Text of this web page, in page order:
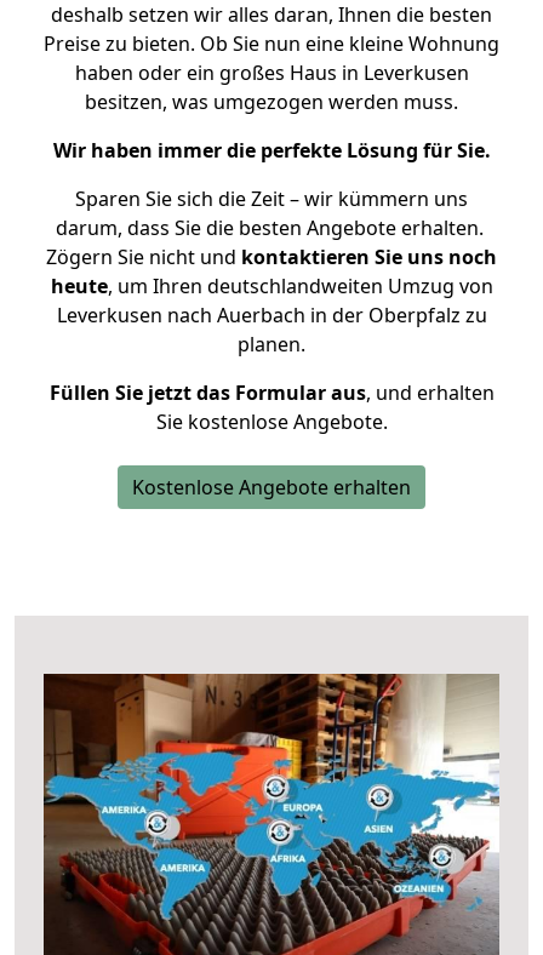
deshalb setzen wir alles daran, Ihnen die besten
Preise zu bieten. Ob Sie nun eine kleine Wohnung
haben oder ein großes Haus in Leverkusen
besitzen, was umgezogen werden muss.
Wir haben immer die perfekte Lösung für Sie.
Sparen Sie sich die Zeit – wir kümmern uns
darum, dass Sie die besten Angebote erhalten.
Zögern Sie nicht und kontaktieren Sie uns noch
heute, um Ihren deutschlandweiten Umzug von
Leverkusen nach Auerbach in der Oberpfalz zu
planen.
Füllen Sie jetzt das Formular aus, und erhalten
Sie kostenlose Angebote.
Kostenlose Angebote erhalten